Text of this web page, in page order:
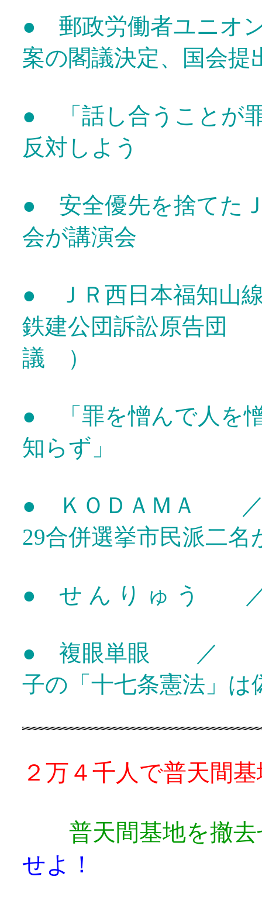
● 郵政労働者ユニオ
案の閣議決定、国会提
● 「話し合うことが
反対しよう
● 安全優先を捨てた
会が講演会
● ＪＲ西日本福知
鉄建公団訴訟原告団
議 ）
● 「罪を憎んで人を
知らず」
● ＫＯＤＡＭＡ ／
29合併選挙市民派二
● せ ん り ゅ う
● 複眼単眼 ／ 改
子の「十七条憲法」は
２万４千人で普天間
普天間基地を撤
せよ！